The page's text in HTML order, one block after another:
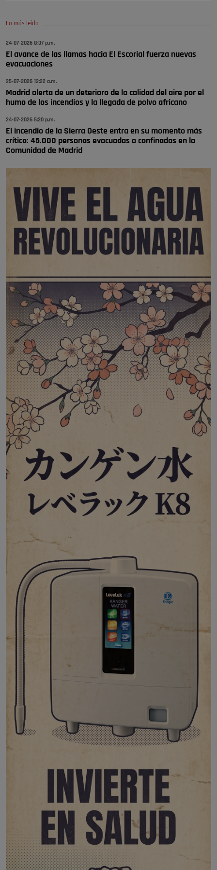
Pozuelo de Alarcón
🔴 EXCLUSIVA | El comisario de la …
se va porke no tiene piscina 🤪🤪🤪
Pozuelo de Alarcón
🔴 EXCLUSIVA | El comisario de la …
Lo más leído
24-07-2026 8:37 p.m.
El avance de las llamas hacia El Escorial fuerza nuevas
evacuaciones
25-07-2026 12:22 a.m.
Madrid alerta de un deterioro de la calidad del aire por el
humo de los incendios y la llegada de polvo africano
24-07-2026 5:20 p.m.
El incendio de la Sierra Oeste entra en su momento más
crítico: 45.000 personas evacuadas o confinadas en la
Comunidad de Madrid